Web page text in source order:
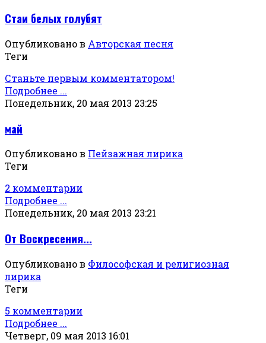
Стаи белых голубят
Опубликовано в Авторская песня
Теги
Станьте первым комментатором!
Подробнее ...
Понедельник, 20 мая 2013 23:25
май
Опубликовано в Пейзажная лирика
Теги
2 комментарии
Подробнее ...
Понедельник, 20 мая 2013 23:21
От Воскресения...
Опубликовано в Философская и религиозная
лирика
Теги
5 комментарии
Подробнее ...
Четверг, 09 мая 2013 16:01